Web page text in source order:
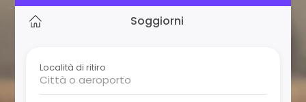
Soggiorni
Località di ritiro